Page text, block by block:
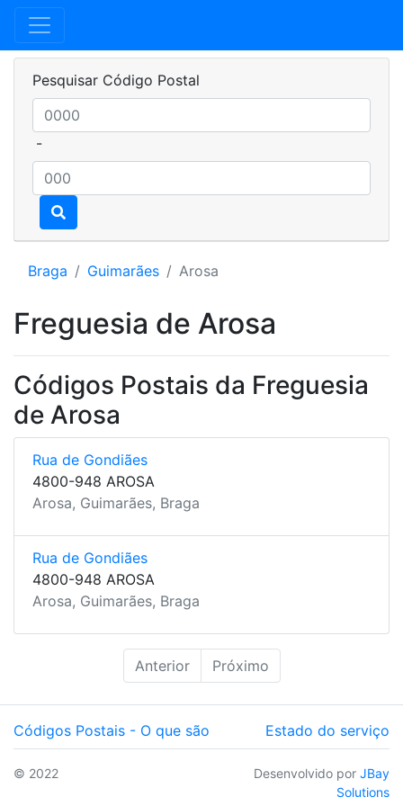
Pesquisar Código Postal
-
Braga Guimarães Arosa
Freguesia de Arosa
Códigos Postais da Freguesia
de Arosa
Rua de Gondiães
4800-948 AROSA
Arosa, Guimarães, Braga
Rua de Gondiães
4800-948 AROSA
Arosa, Guimarães, Braga
Anterior Próximo
Códigos Postais - O que são Estado do serviço
© 2022 Desenvolvido por JBay
Solutions